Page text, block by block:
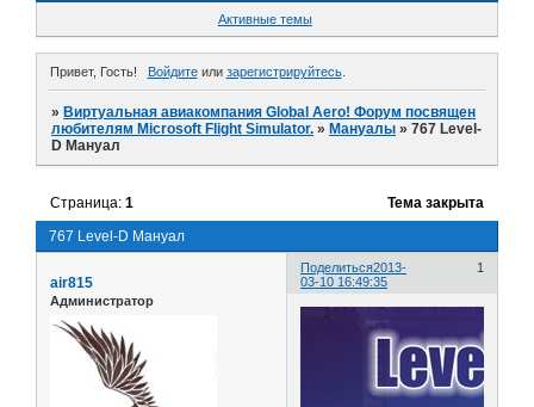
Активные темы
Привет, Гость! Войдитеили зарегистрируйтесь.
»Виртуальная авиакомпания Global Aero! Форум посвящен
любителям Microsoft Flight Simulator. »Мануалы »767 Level-
D Мануал
767 Level-D Мануал
Страница:1 Тема закрыта
Поделиться 1
2013-
03-10 16:49:35
air815
Администратор